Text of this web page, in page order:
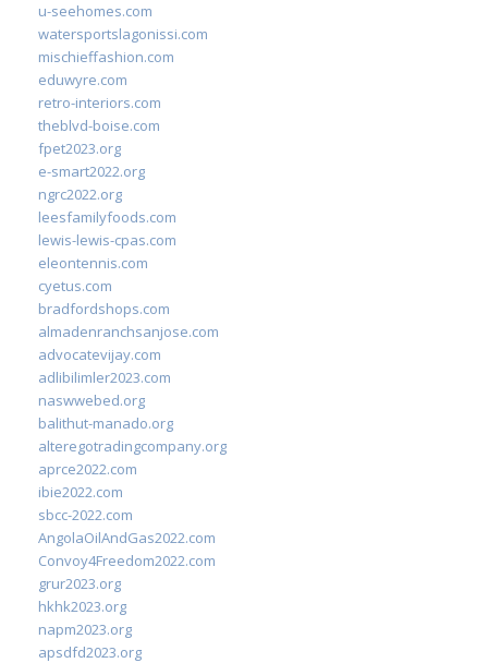
u-seehomes.com
watersportslagonissi.com
mischieffashion.com
eduwyre.com
retro-interiors.com
theblvd-boise.com
fpet2023.org
e-smart2022.org
ngrc2022.org
leesfamilyfoods.com
lewis-lewis-cpas.com
eleontennis.com
cyetus.com
bradfordshops.com
almadenranchsanjose.com
advocatevijay.com
adlibilimler2023.com
naswwebed.org
balithut-manado.org
alteregotradingcompany.org
aprce2022.com
ibie2022.com
sbcc-2022.com
AngolaOilAndGas2022.com
Convoy4Freedom2022.com
grur2023.org
hkhk2023.org
napm2023.org
apsdfd2023.org